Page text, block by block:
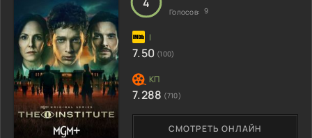
СМОТРЕТЬ ОНЛАЙН
Голосов: 9
7.50 (100)
7.288 (710)